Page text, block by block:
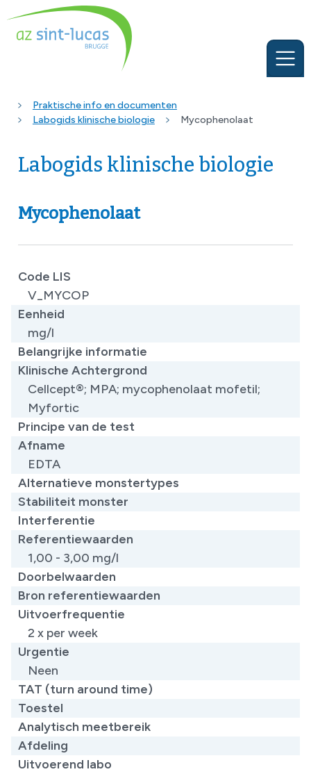
Praktische info en documenten
Labogids klinische biologie
Mycophenolaat
Labogids klinische biologie
Mycophenolaat
Code LIS
V_MYCOP
Eenheid
mg/l
Belangrijke informatie
Klinische Achtergrond
Cellcept®; MPA; mycophenolaat mofetil;
Myfortic ​
Principe van de test
Afname
EDTA
Alternatieve monstertypes
Stabiliteit monster
Interferentie
Referentiewaarden
1,00 - 3,00 mg/l
Doorbelwaarden
Bron referentiewaarden
Uitvoerfrequentie
2 x per week
Urgentie
Neen
TAT (turn around time)
Toestel
Analytisch meetbereik
Afdeling
Uitvoerend labo